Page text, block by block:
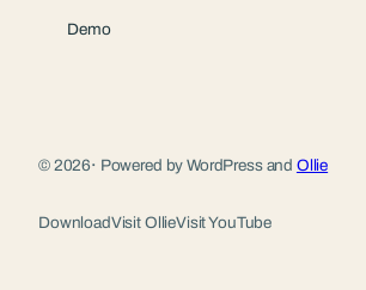
Demo
© 2026· Powered by WordPress and Ollie
DownloadVisit OllieVisit YouTube